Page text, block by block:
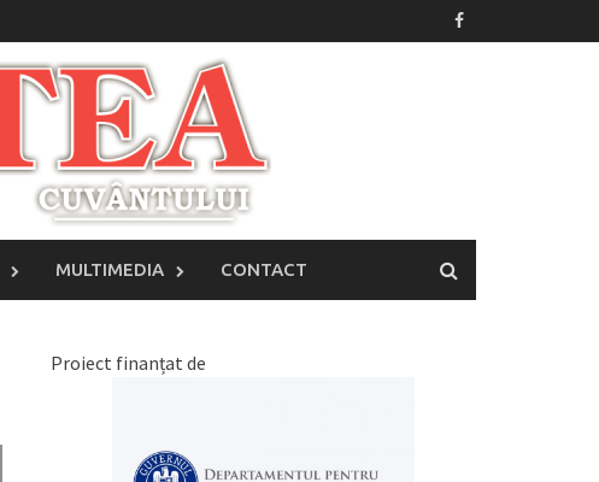
MULTIMEDIA CONTACT
Proiect finanțat de